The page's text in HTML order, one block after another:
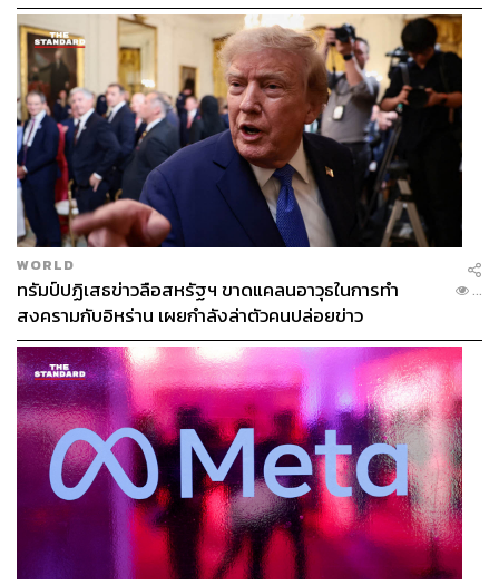
WORLD
ทรัมป์ปฏิเสธข่าวลือสหรัฐฯ ขาดแคลนอาวุธในการทำ
สงครามกับอิหร่าน เผยกำลังล่าตัวคนปล่อยข่าว
...